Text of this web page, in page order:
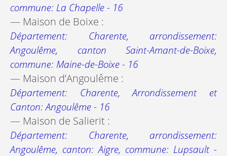
commune: La Chapelle - 16
— Maison de Boixe :
Département: Charente, arrondissement:
Angoulême, canton Saint-Amant-de-Boixe,
commune: Maine-de-Boixe - 16
— Maison d’Angoulême :
Département: Charente, Arrondissement et
Canton: Angoulême - 16
— Maison de Salierit :
Département: Charente, arrondissement:
Angoulême, canton: Aigre, commune: Lupsault -